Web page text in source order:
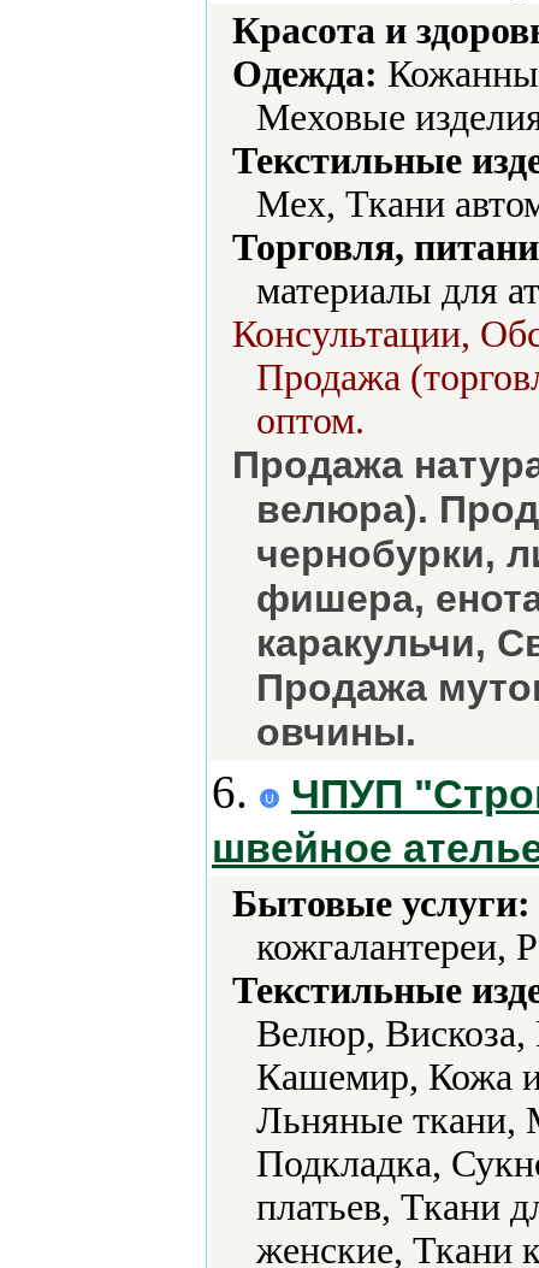
Красота и
Одежда:
Меховые
Текстильные
Мех, Ткани
Торговля,
материалы для
Консультации,
Продажа
оптом.
Продажа
велюра).
чернобурки,
фишера,
каракульчи,
Продажа
овчины.
6.
ЧПУП
швейное
Бытовые услуги:
кожгалантереи,
Текстильные
Велюр,
Кашемир, Кожа
Льняные ткани,
Подкладка,
платьев, Ткани
женские, Ткани